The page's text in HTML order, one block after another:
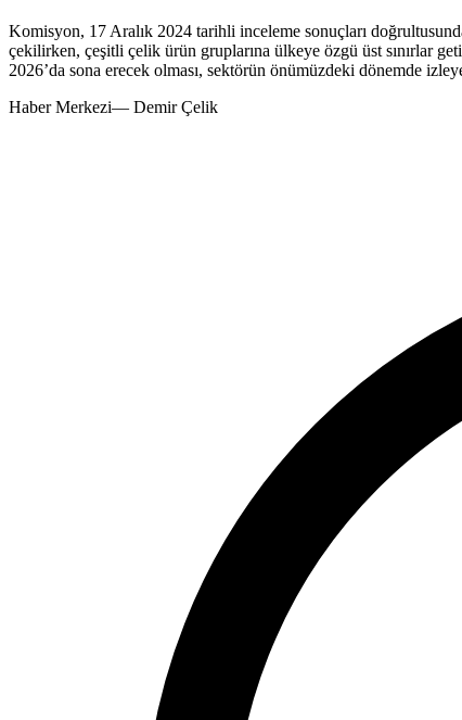
Komisyon, 17 Aralık 2024 tarihli inceleme sonuçları
çekilirken, çeşitli çelik ürün gruplarına ülkeye özgü üst sınırlar
2026’da sona erecek olması, sektörün önümüzdeki dönemde
Haber Merkezi— Demir Çelik